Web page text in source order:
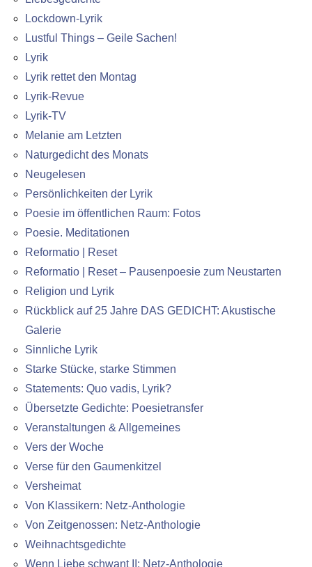
Lockdown-Lyrik
Lustful Things – Geile Sachen!
Lyrik
Lyrik rettet den Montag
Lyrik-Revue
Lyrik-TV
Melanie am Letzten
Naturgedicht des Monats
Neugelesen
Persönlichkeiten der Lyrik
Poesie im öffentlichen Raum: Fotos
Poesie. Meditationen
Reformatio | Reset
Reformatio | Reset – Pausenpoesie zum Neustarten
Religion und Lyrik
Rückblick auf 25 Jahre DAS GEDICHT: Akustische
Galerie
Sinnliche Lyrik
Starke Stücke, starke Stimmen
Statements: Quo vadis, Lyrik?
Übersetzte Gedichte: Poesietransfer
Veranstaltungen & Allgemeines
Vers der Woche
Verse für den Gaumenkitzel
Versheimat
Von Klassikern: Netz-Anthologie
Von Zeitgenossen: Netz-Anthologie
Weihnachtsgedichte
Wenn Liebe schwant II: Netz-Anthologie